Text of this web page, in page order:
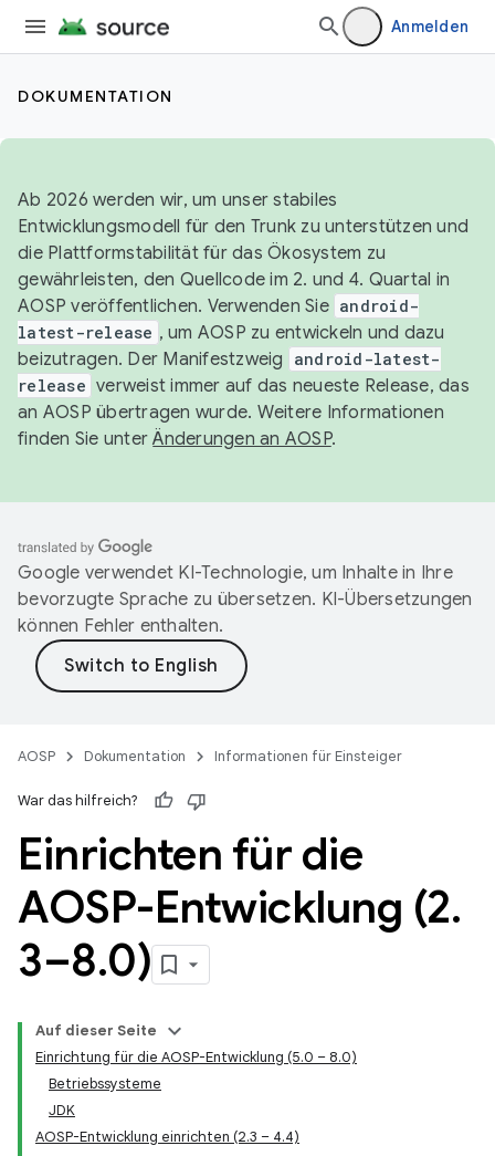
Anmelden
DOKUMENTATION
Ab 2026 werden wir, um unser stabiles
Entwicklungsmodell für den Trunk zu unterstützen und
die Plattformstabilität für das Ökosystem zu
gewährleisten, den Quellcode im 2. und 4. Quartal in
AOSP veröffentlichen. Verwenden Sie android-
latest-release , um AOSP zu entwickeln und dazu
beizutragen. Der Manifestzweig
android-latest-
release verweist immer auf das neueste Release, das
an AOSP übertragen wurde. Weitere Informationen
finden Sie unterÄnderungen an AOSP.
Google verwendet KI-Technologie, um Inhalte in Ihre
bevorzugte Sprache zu übersetzen. KI-Übersetzungen
können Fehler enthalten.
AOSP Dokumentation Informationen für Einsteiger
War das hilfreich?
Einrichten für die
AOSP-Entwicklung (2.
3–8.0)
Auf dieser Seite
Einrichtung für die AOSP-Entwicklung (5.0 – 8.0)
Betriebssysteme
JDK
AOSP-Entwicklung einrichten (2.3 – 4.4)